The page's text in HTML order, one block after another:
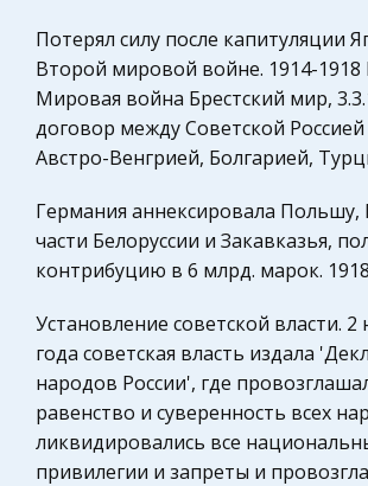
Историческая личность
Международные
кредитные отношения
Сельское хозяйство
Уголовный процесс
Охрана природы, Экология,
Природопользование
Экономическая теория,
макроэкономика
Бухгалтерский учет
Геология
Авиация
Биржевое дело
Психоэкономическая
принципы рекламы
Сталкиваясь с рекламой,
втягивается в постоянную
оценочную деятельность. Он
нужно – не нужно, по карману –
не брать? И создатели рекламы
Особенности развития ТНК на
Эффект международного
капитала принципиально не
последствий внешней торговли
рабочей силы. Международные
Потерял силу после капитуляции
Второй мировой войне. 1914-1918
Мировая война Брестский мир,
договор между Советской
Австро-Венгрией, Болгарией,
Германия аннексировала Польшу,
части Белоруссии и Закавказья,
контрибуцию в 6 млрд. марок.
Установление советской власти. 2
года советская власть издала
народов России', где
равенство и суверенность всех
ликвидировались все
привилегии и запреты и